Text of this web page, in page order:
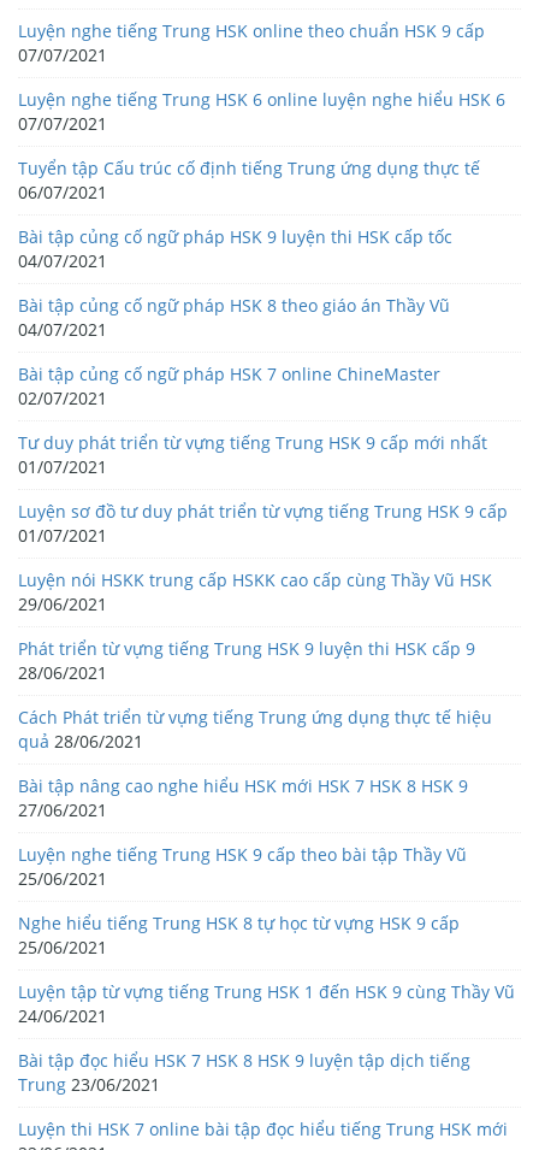
Luyện nghe tiếng Trung HSK online theo chuẩn HSK 9 cấp
07/07/2021
Luyện nghe tiếng Trung HSK 6 online luyện nghe hiểu HSK 6
07/07/2021
Tuyển tập Cấu trúc cố định tiếng Trung ứng dụng thực tế
06/07/2021
Bài tập củng cố ngữ pháp HSK 9 luyện thi HSK cấp tốc
04/07/2021
Bài tập củng cố ngữ pháp HSK 8 theo giáo án Thầy Vũ
04/07/2021
Bài tập củng cố ngữ pháp HSK 7 online ChineMaster
02/07/2021
Tư duy phát triển từ vựng tiếng Trung HSK 9 cấp mới nhất
01/07/2021
Luyện sơ đồ tư duy phát triển từ vựng tiếng Trung HSK 9 cấp
01/07/2021
Luyện nói HSKK trung cấp HSKK cao cấp cùng Thầy Vũ HSK
29/06/2021
Phát triển từ vựng tiếng Trung HSK 9 luyện thi HSK cấp 9
28/06/2021
Cách Phát triển từ vựng tiếng Trung ứng dụng thực tế hiệu
quả 28/06/2021
Bài tập nâng cao nghe hiểu HSK mới HSK 7 HSK 8 HSK 9
27/06/2021
Luyện nghe tiếng Trung HSK 9 cấp theo bài tập Thầy Vũ
25/06/2021
Nghe hiểu tiếng Trung HSK 8 tự học từ vựng HSK 9 cấp
25/06/2021
Luyện tập từ vựng tiếng Trung HSK 1 đến HSK 9 cùng Thầy Vũ
24/06/2021
Bài tập đọc hiểu HSK 7 HSK 8 HSK 9 luyện tập dịch tiếng
Trung 23/06/2021
Luyện thi HSK 7 online bài tập đọc hiểu tiếng Trung HSK mới